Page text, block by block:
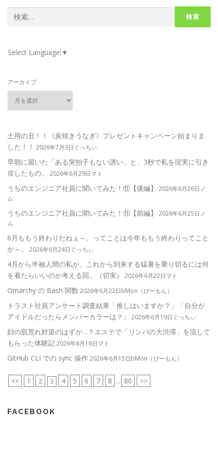
索:
Select Language ▼
アーカイブ
土用の丑！！《炭焼きうなぎ》プレゼントキャンペーン始まりま
した！！ 2026年7月3日ぐっちぃ
早朝に届いた「ある突拍子もない誘い」と、3秒で私を現実に引き
戻したもの。
2026年6月29日マト
うちのエンジニア社員に聞いてみた！⑪【後編】
2026年6月26日ノ
ム
うちのエンジニア社員に聞いてみた！⑪【前編】
2026年6月25日ノ
ム
6月ももう終わりだねぇ～。ってことは今年ももう終わりってこと
か～。
2026年6月24日ぐっちぃ
4月から半袖人間の私が、これから到来する猛暑を乗り切るには何
を着たらいいのか考える回。（切実）
2026年6月22日マト
Omarchy の Bash 関数 2026年6月22日bMon（びーもん）
トラスト社員アンケート調査結果「推しはいますか？」「自分が
アイドルだったらメンバーカラーは？」
2026年6月19日ぐっちぃ
顔の肌荒れ対策のはずが…？エステで「リンパの大渋滞」を流して
もらった体験記2026年6月16日マト
GitHub CLI での sync 操作2026年6月15日bMon（びーもん）
<< 1 2 3 4 5 6 7 8 ... 80 >>
FACEBOOK